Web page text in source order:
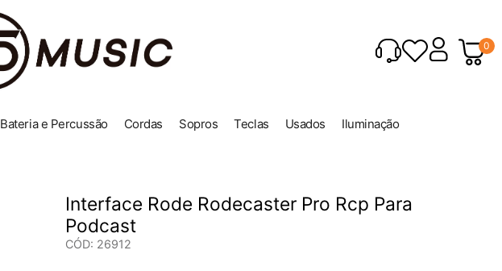
0
Bateria e Percussão Cordas Sopros Teclas Usados Iluminação
Interface Rode Rodecaster Pro Rcp Para
Podcast
CÓD: 26912